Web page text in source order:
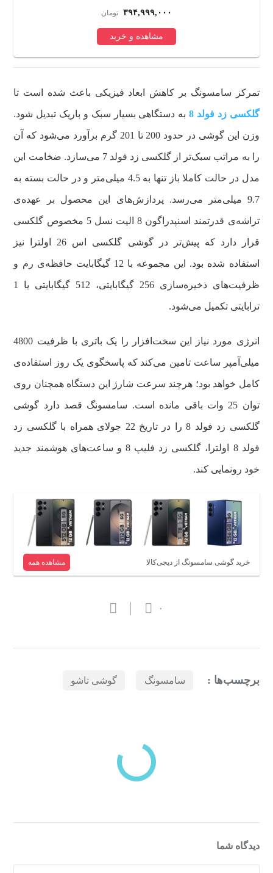
۱۰۶,۴۹۹,۰۰۰ تومان
مشاهده و خرید
تمرکز سامسونگ بر کاهش ابعاد فیزیکی باعث شده است تا
گلکسی زد فولد 8 به دستگاهی بسیار سبک و باریک تبدیل شود.
وزن این گوشی در حدود 200 تا 201 گرم برآورد می‌شود که آن
را به مراتب سبک‌تر از گلکسی زد فولد 7 می‌سازد. ضخامت این
مدل در حالت کاملا باز تنها به 4.5 میلی‌متر و در حالت بسته به
9.7 میلی‌متر می‌رسد. پردازش‌های این محصول بر عهده‌ی
تراشه‌ی قدرتمند اسنپدراگون 8 الیت نسل 5 مخصوص گلکسی
قرار دارد که پیش‌تر در گوشی گلکسی اس 26 اولترا نیز
استفاده شده بود. این مجموعه با 12 گیگابایت حافظه‌ی رم و
ظرفیت‌های ذخیره‌سازی 256 گیگابایتی، 512 گیگابایتی یا 1
ترابایتی تکمیل می‌شود.
انرژی مورد نیاز این سخت‌افزار را یک باتری با ظرفیت 4800
میلی‌آمپر ساعت تامین می‌کند که پاسخگوی یک روز استفاده‌ی
کامل خواهد بود؛ هرچند سرعت شارژ این دستگاه همچنان روی
توان 25 وات باقی مانده است. سامسونگ قصد دارد گوشی
گلکسی زد فولد 8 را در تاریخ 22 جولای همراه با گلکسی زد
فولد 8 اولترا، گلکسی زد فلیپ 8 و ساعت‌های هوشمند جدید
خود رونمایی کند.
خرید گوشی سامسونگ از دیجی‌کالا مشاهده همه
۰
برچسب‌ها : سامسونگ گوشی تاشو
دسته‌بندی‌های منتخب برای شما
دیدگاه شما